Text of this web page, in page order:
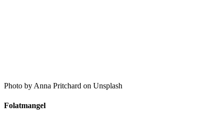
Photo by Anna Pritchard on Unsplash
Folatmangel